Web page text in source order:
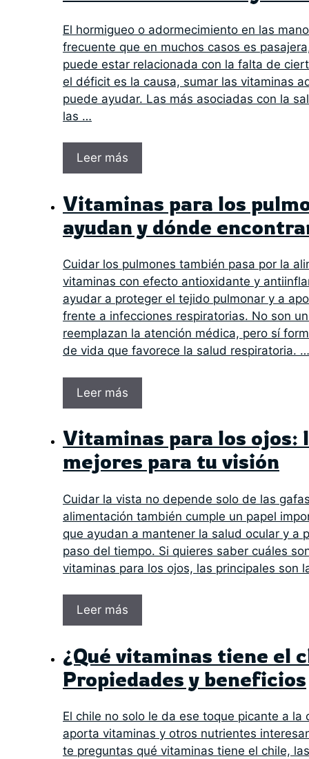
El hormigueo o adormecimiento en las
frecuente que en muchos casos es
puede estar relacionada con la falta de
el déficit es la causa, sumar las vitaminas
puede ayudar. Las más asociadas con la
las …
Leer más
Vitaminas para los
ayudan y dónde
Cuidar los pulmones también pasa por la
vitaminas con efecto antioxidante y
ayudar a proteger el tejido pulmonar y a
frente a infecciones respiratorias. No son
reemplazan la atención médica, pero sí
de vida que favorece la salud respiratoria. …
Leer más
Vitaminas para los ojos:
mejores para tu visión
Cuidar la vista no depende solo de las
alimentación también cumple un papel
que ayudan a mantener la salud ocular y a
paso del tiempo. Si quieres saber cuáles
vitaminas para los ojos, las principales son
Leer más
¿Qué vitaminas tiene el
Propiedades y beneficios
El chile no solo le da ese toque picante a la
aporta vitaminas y otros nutrientes
te preguntas qué vitaminas tiene el chile,